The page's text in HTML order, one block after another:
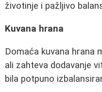
životinje i pažljivo
Kuvana hrana
Domaća kuvana hrana
ali zahteva dodavanje
bila potpuno